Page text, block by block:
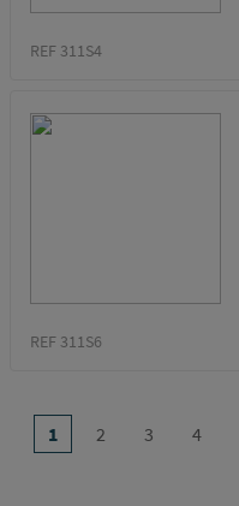
REF 311S4
REF 311S6
Page
1 Page
2 Page
3 Page
4